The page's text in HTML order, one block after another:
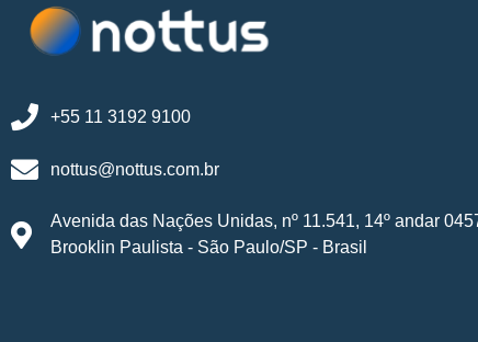
+55 11 3192 9100
nottus@nottus.com.br
Avenida das Nações Unidas, nº 11.541, 14º andar
Brooklin Paulista - São Paulo/SP - Brasil